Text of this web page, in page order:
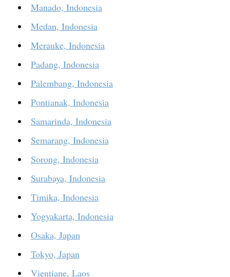
Manado, Indonesia
Medan, Indonesia
Merauke, Indonesia
Padang, Indonesia
Palembang, Indonesia
Pontianak, Indonesia
Samarinda, Indonesia
Semarang, Indonesia
Sorong, Indonesia
Surabaya, Indonesia
Timika, Indonesia
Yogyakarta, Indonesia
Osaka, Japan
Tokyo, Japan
Vientiane, Laos